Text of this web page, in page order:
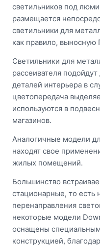
светильников под
размещается
светильники для
как правило, выносную
Светильники для
рассеивателя
деталей интерьера в
цветопередача
используются в
магазинов.
Аналогичные модели
находят свое
жилых помещений.
Большинство
стационарные, то есть
перенаправления
некоторые модели
оснащены
конструкцией,